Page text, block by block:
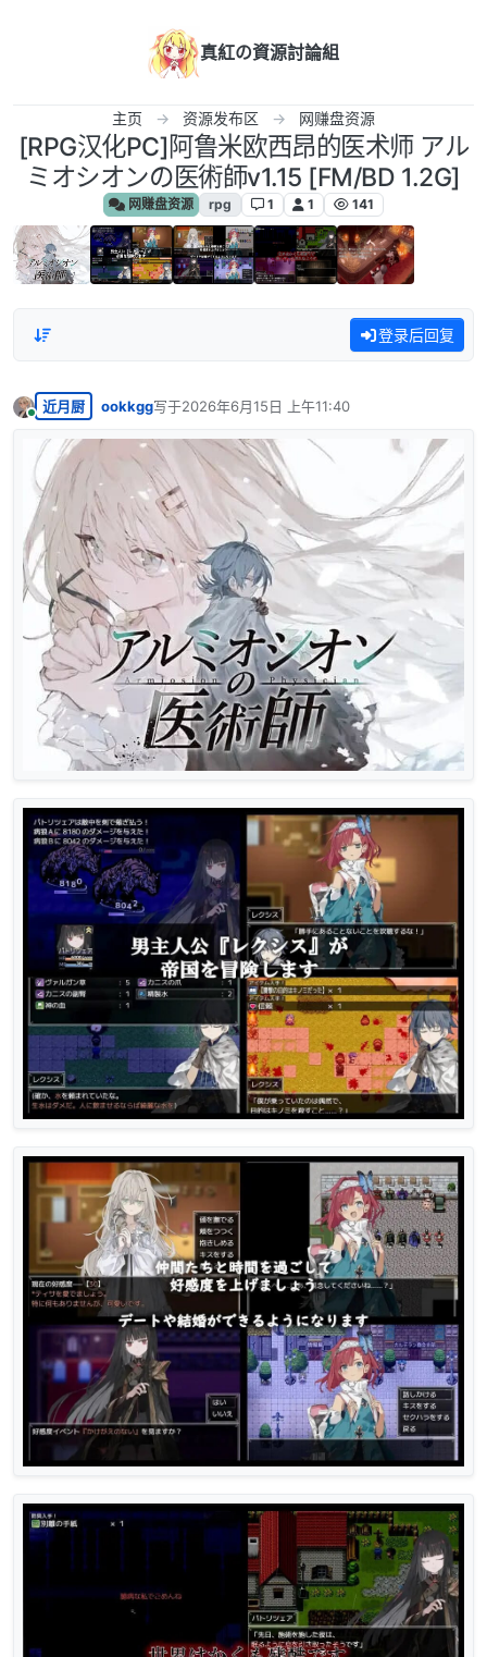
真紅の資源討論組
主页 资源发布区 网赚盘资源
[RPG汉化PC]阿鲁米欧西昂的医术师 アル
ミオシオンの医術師v1.15 [FM/BD 1.2G]
网赚盘资源 rpg 1 1 141
登录后回复
在线
近月厨 ookkgg写于2026年6月15日 上午11:40
最后由 编辑